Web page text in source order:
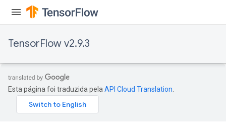
TensorFlow v2.9.3
Esta página foi traduzida pela API Cloud Translation